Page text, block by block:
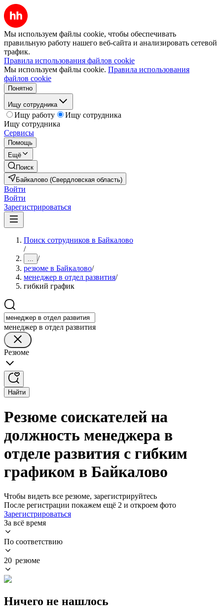
Мы используем файлы cookie, чтобы обеспечивать
правильную работу нашего веб-сайта и анализировать сетевой
трафик.
Правила использования файлов cookie
Мы используем файлы cookie. Правила использования
файлов cookie
Понятно
Ищу сотрудника
Ищу работу
Ищу сотрудника
Ищу сотрудника
Сервисы
Помощь
Ещё
Поиск
Байкалово (Свердловская область)
Войти
Войти
Зарегистрироваться
Поиск сотрудников в Байкалово
/
... /
резюме в Байкалово/
менеджер в отдел развития/
гибкий график
менеджер в отдел развития
Резюме
Найти
Резюме соискателей на
должность менеджера в
отделе развития с гибким
графиком в Байкалово
Чтобы видеть все резюме, зарегистрируйтесь
После регистрации покажем ещё 2 и откроем фото
Зарегистрироваться
За всё время
По соответствию
20 резюме
Ничего не нашлось